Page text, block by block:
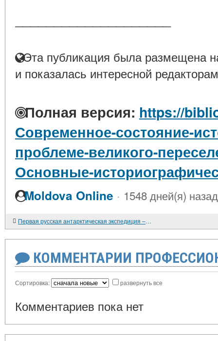
Эта публикация была размещена
и показалась интересной
Полная версия: https://
Современное-состояние-
проблеме-великого-
Основные-
Moldova Online · 1548 дней(я) назад
Первая русская антарктическая экспедиция – начало исследования Антарктиды
КОММЕНТАРИИ
Сортировка: развернуть все
Комментариев пока нет